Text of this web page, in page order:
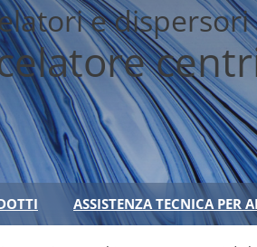
e
ASSISTENZA TECNICA PER